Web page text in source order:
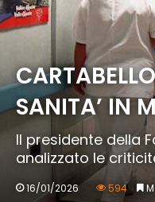
SANITA’ IN
Il presidente della
analizzato le
16/01/2026 594